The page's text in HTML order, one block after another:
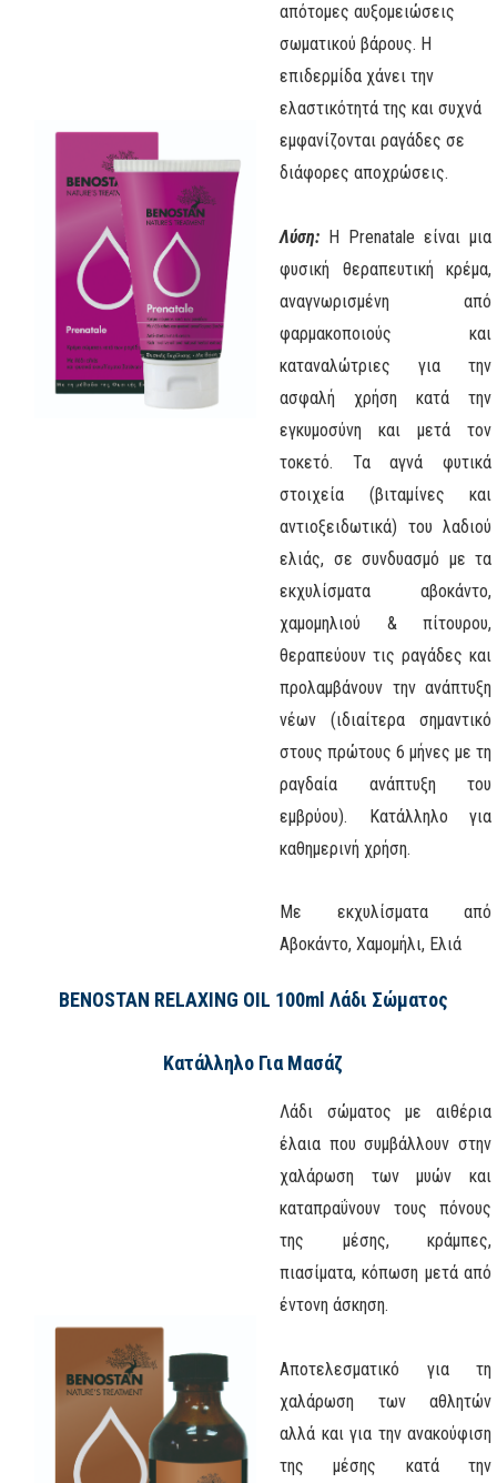
απότομες αυξομειώσεις
σωματικού βάρους. Η
επιδερμίδα χάνει την
ελαστικότητά της και συχνά
εμφανίζονται ραγάδες σε
διάφορες αποχρώσεις.
Λύση: Η Prenatale είναι μια
φυσική θεραπευτική κρέμα,
αναγνωρισμένη από
φαρμακοποιούς και
καταναλώτριες για την
ασφαλή χρήση κατά την
εγκυμοσύνη και μετά τον
τοκετό. Τα αγνά φυτικά
στοιχεία (βιταμίνες και
αντιοξειδωτικά) του λαδιού
ελιάς, σε συνδυασμό με τα
εκχυλίσματα αβοκάντο,
χαμομηλιού & πίτουρου,
θεραπεύουν τις ραγάδες και
προλαμβάνουν την ανάπτυξη
νέων (ιδιαίτερα σημαντικό
στους πρώτους 6 μήνες με τη
ραγδαία ανάπτυξη του
εμβρύου). Κατάλληλο για
καθημερινή χρήση.
Με εκχυλίσματα από
Αβοκάντο, Χαμομήλι, Ελιά
BENOSTAN RELAXING OIL 100ml Λάδι Σώματος
Κατάλληλο Για Μασάζ
Λάδι σώματος με αιθέρια
έλαια που συμβάλλουν στην
χαλάρωση των μυών και
καταπραΰνουν τους πόνους
της μέσης, κράμπες,
πιασίματα, κόπωση μετά από
έντονη άσκηση.
Αποτελεσματικό για τη
χαλάρωση των αθλητών
αλλά και για την ανακούφιση
της μέσης κατά την